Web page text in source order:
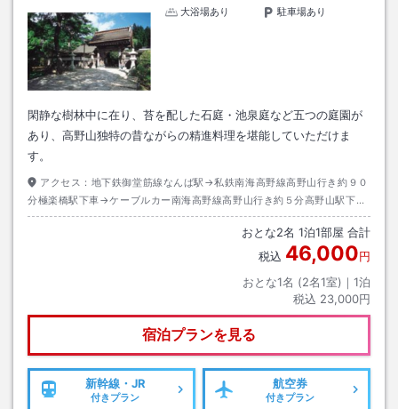
大浴場あり
駐車場あり
閑静な樹林中に在り、苔を配した石庭・池泉庭など五つの庭園が
あり、高野山独特の昔ながらの精進料理を堪能していただけま
す。
アクセス： 地下鉄御堂筋線なんば駅→私鉄南海高野線高野山行き約９０
分極楽橋駅下車→ケーブルカー南海高野線高野山行き約５分高野山駅下車
→バス奥の院前又は大門行き約１０分高野警察前下車→徒歩約３分
おとな2名 1泊1部屋 合計
税込 46,000円
おとな1名 (2名1室)｜ 1泊
税込 23,000円
宿泊プランを見る
新幹線・JR
付きプラン
航空券
付きプラン